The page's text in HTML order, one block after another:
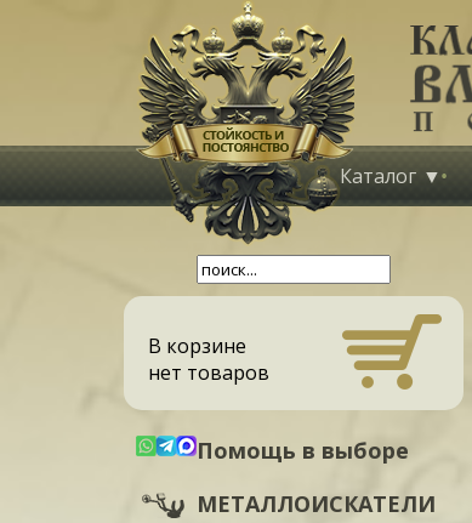
Каталог
В корзине
нет товаров
Помощь в выборе
МЕТАЛЛОИСКАТЕЛИ
%